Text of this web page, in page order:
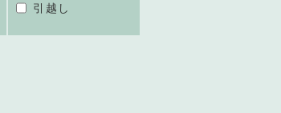
引越し